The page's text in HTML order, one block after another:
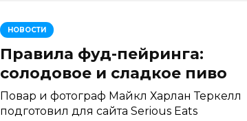
НОВОСТИ
Правила фуд-пейринга:
солодовое и сладкое пиво
Повар и фотограф Майкл Харлан Теркелл
подготовил для сайта Serious Eats